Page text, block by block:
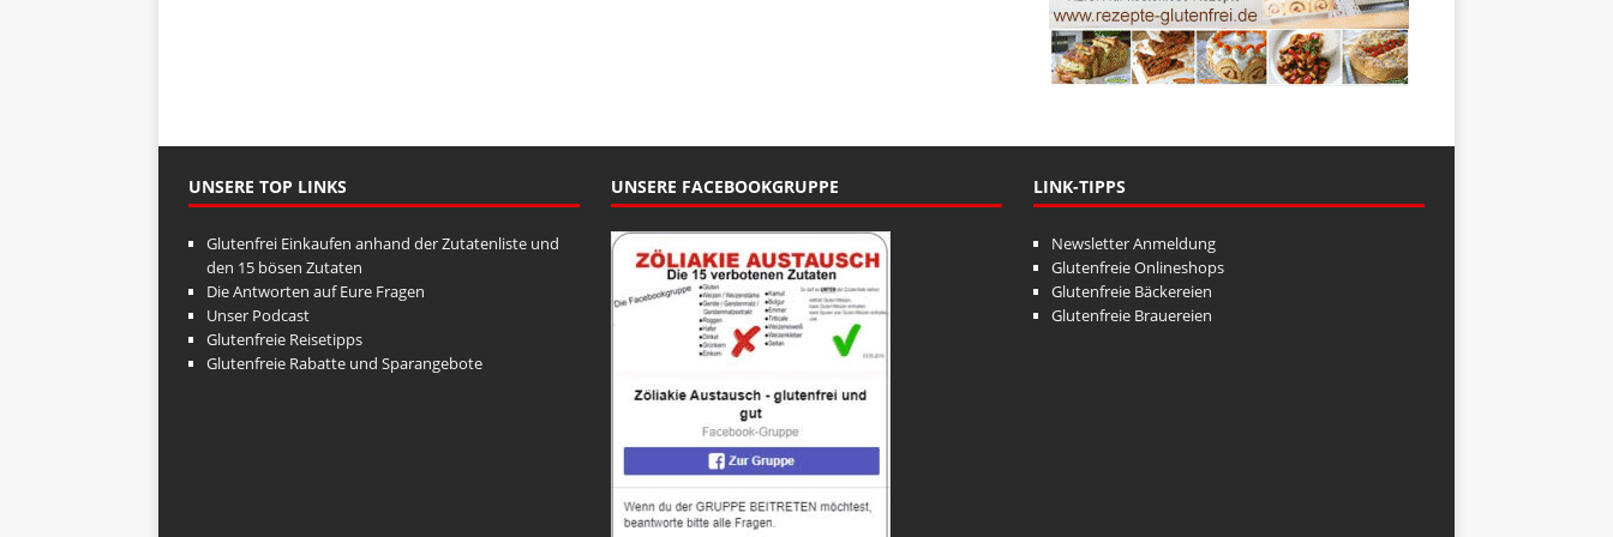
UNSERE TOP LINKS
Glutenfrei Einkaufen anhand der Zutatenliste und
den 15 bösen Zutaten
Die Antworten auf Eure Fragen
Unser Podcast
Glutenfreie Reisetipps
Glutenfreie Rabatte und Sparangebote
UNSERE FACEBOOKGRUPPE LINK-TIPPS
Newsletter Anmeldung
Glutenfreie Onlineshops
Glutenfreie Bäckereien
Glutenfreie Brauereien